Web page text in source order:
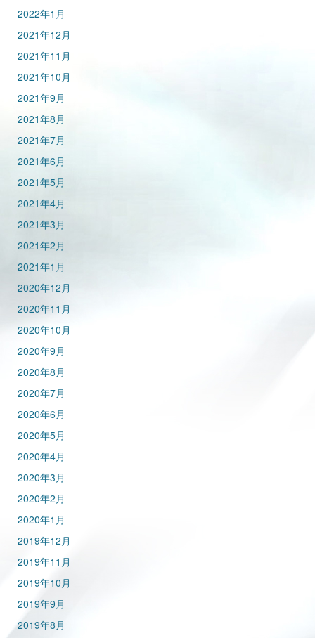
2022年1月
2021年12月
2021年11月
2021年10月
2021年9月
2021年8月
2021年7月
2021年6月
2021年5月
2021年4月
2021年3月
2021年2月
2021年1月
2020年12月
2020年11月
2020年10月
2020年9月
2020年8月
2020年7月
2020年6月
2020年5月
2020年4月
2020年3月
2020年2月
2020年1月
2019年12月
2019年11月
2019年10月
2019年9月
2019年8月